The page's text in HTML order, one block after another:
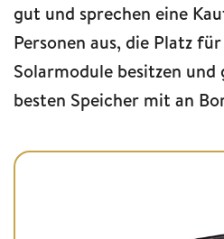
gut und sprechen eine
Personen aus, die Platz
Solarmodule besitzen
besten Speicher mit an